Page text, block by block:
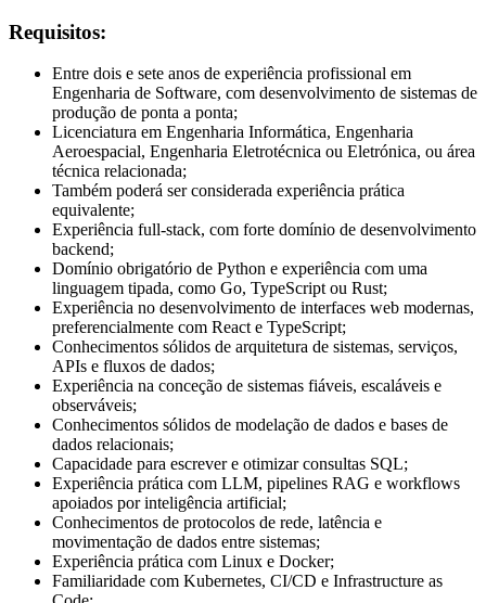
Requisitos:
Entre dois e sete anos de experiência profissional em
Engenharia de Software, com desenvolvimento de sistemas de
produção de ponta a ponta;
Licenciatura em Engenharia Informática, Engenharia
Aeroespacial, Engenharia Eletrotécnica ou Eletrónica, ou área
técnica relacionada;
Também poderá ser considerada experiência prática
equivalente;
Experiência full-stack, com forte domínio de desenvolvimento
backend;
Domínio obrigatório de Python e experiência com uma
linguagem tipada, como Go, TypeScript ou Rust;
Experiência no desenvolvimento de interfaces web modernas,
preferencialmente com React e TypeScript;
Conhecimentos sólidos de arquitetura de sistemas, serviços,
APIs e fluxos de dados;
Experiência na conceção de sistemas fiáveis, escaláveis e
observáveis;
Conhecimentos sólidos de modelação de dados e bases de
dados relacionais;
Capacidade para escrever e otimizar consultas SQL;
Experiência prática com LLM, pipelines RAG e workflows
apoiados por inteligência artificial;
Conhecimentos de protocolos de rede, latência e
movimentação de dados entre sistemas;
Experiência prática com Linux e Docker;
Familiaridade com Kubernetes, CI/CD e Infrastructure as